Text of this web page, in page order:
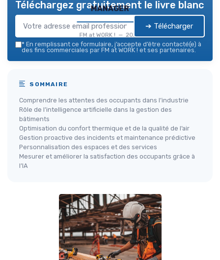
manager
FM at WORK ! — 2026
Téléchargez gratuitement le livre blanc
➔ Télécharger
* En remplissant ce formulaire, j’accepte d’être contacté(e) à
des fins commerciales par FM at WORK ! et ses partenaires.
SOMMAIRE
Comprendre les attentes des occupants dans l’industrie
Rôle de l’intelligence artificielle dans la gestion des
bâtiments
Optimisation du confort thermique et de la qualité de l’air
Gestion proactive des incidents et maintenance prédictive
Personnalisation des espaces et des services
Mesurer et améliorer la satisfaction des occupants grâce à
l’IA